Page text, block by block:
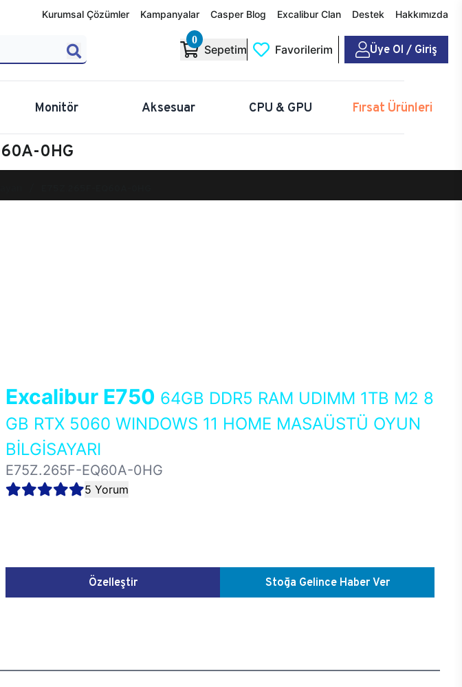
Kurumsal Çözümler Kampanyalar Casper Blog Excalibur Clan Destek Hakkımızda
0
Sepetim Favorilerim Üye Ol / Giriş
Monitör Aksesuar CPU & GPU Fırsat Ürünleri
0HG
Excalibur E750 64GB DDR5 RAM UDIMM 1TB M2 8
GB RTX 5060 WINDOWS 11 HOME MASAÜSTÜ OYUN
BİLGİSAYARI
E75Z.265F-EQ60A-0HG
5 Yorum
Özelleştir Stoğa Gelince Haber Ver